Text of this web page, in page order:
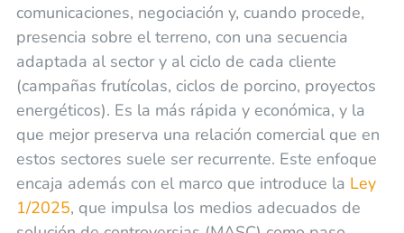
comunicaciones, negociación y, cuando procede,
presencia sobre el terreno, con una secuencia
adaptada al sector y al ciclo de cada cliente
(campañas frutícolas, ciclos de porcino, proyectos
energéticos). Es la más rápida y económica, y la
que mejor preserva una relación comercial que en
estos sectores suele ser recurrente. Este enfoque
encaja además con el marco que introduce la Ley
1/2025, que impulsa los medios adecuados de